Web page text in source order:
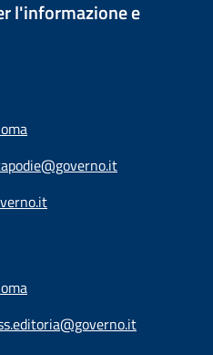
l'informazione e